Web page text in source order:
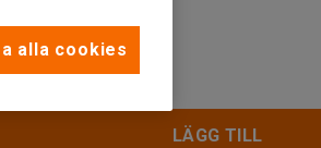
LÄGG TILL
alla cookies